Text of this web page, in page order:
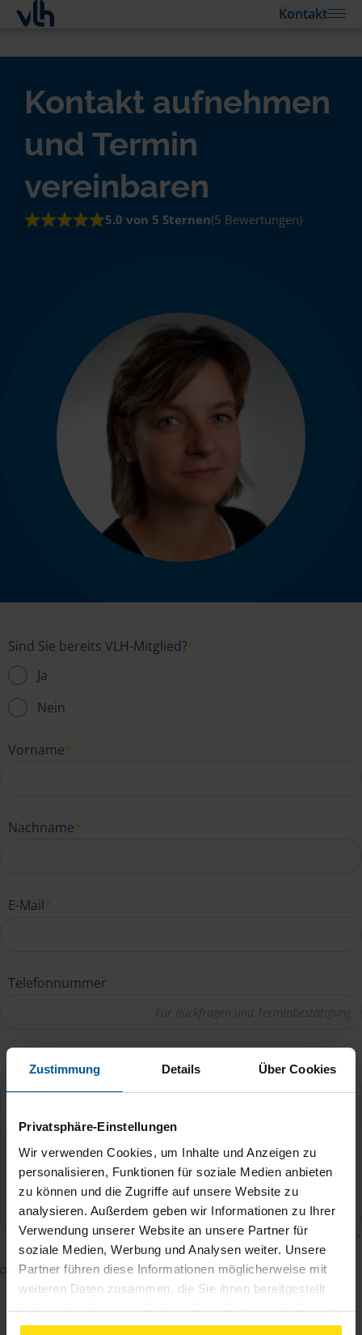
Zustimmung Details Über Cookies
Privatsphäre-Einstellungen
Wir verwenden Cookies, um Inhalte und Anzeigen zu
personalisieren, Funktionen für soziale Medien anbieten
zu können und die Zugriffe auf unsere Website zu
analysieren. Außerdem geben wir Informationen zu Ihrer
Verwendung unserer Website an unsere Partner für
soziale Medien, Werbung und Analysen weiter. Unsere
Partner führen diese Informationen möglicherweise mit
weiteren Daten zusammen, die Sie ihnen bereitgestellt
haben oder die sie im Rahmen Ihrer Nutzung der Dienste
gesammelt haben. Indem Sie auf Einverstanden klicken,
Kontakt
Kontakt aufnehmen
und Termin
vereinbaren
5.0 von 5 Sternen(5 Bewertungen)
Sind Sie bereits VLH-Mitglied?*
Ja
Nein
Vorname*
Nachname*
E-Mail*
Telefonnummer
Ihre Nachricht an Gabriele Gottschalk
Mit dem Absenden des Kontaktformulars erkläre ich
mich damit einverstanden, dass meine Daten zur
Bearbeitung meines Anliegens sowie zur internen